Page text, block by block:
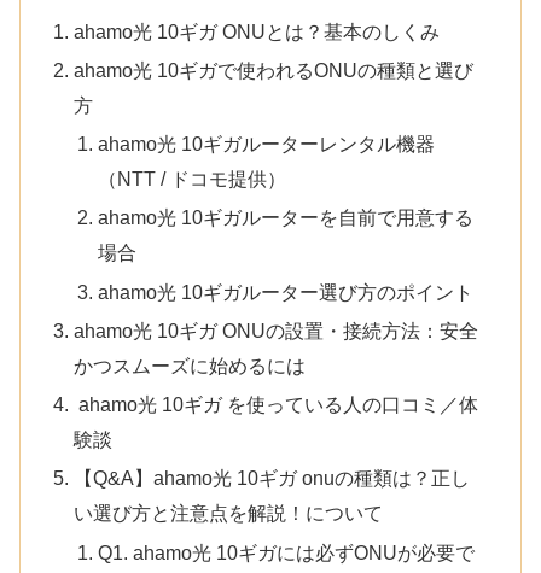
ahamo光 10ギガ ONUとは？基本のしくみ
ahamo光 10ギガで使われるONUの種類と選び
方
ahamo光 10ギガルーターレンタル機器
（NTT / ドコモ提供）
ahamo光 10ギガルーターを自前で用意する
場合
ahamo光 10ギガルーター選び方のポイント
ahamo光 10ギガ ONUの設置・接続方法：安全
かつスムーズに始めるには
ahamo光 10ギガ を使っている人の口コミ／体
験談
【Q&A】ahamo光 10ギガ onuの種類は？正し
い選び方と注意点を解説！について
Q1. ahamo光 10ギガには必ずONUが必要で